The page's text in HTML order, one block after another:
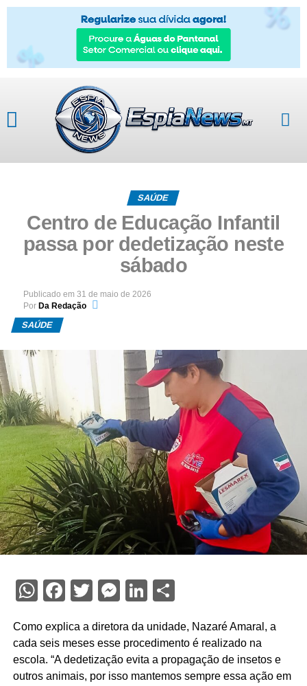
SAÚDE
Centro de Educação Infantil
passa por dedetização neste
sábado
Publicado em 31 de maio de 2026
Por Da Redação
SAÚDE
WhatsApp
Facebook
TwitterMessenger
LinkedIn
Como explica a diretora da unidade, Nazaré Amaral, a
cada seis meses esse procedimento é realizado na
escola. “A dedetização evita a propagação de insetos e
outros animais, por isso mantemos sempre essa ação em